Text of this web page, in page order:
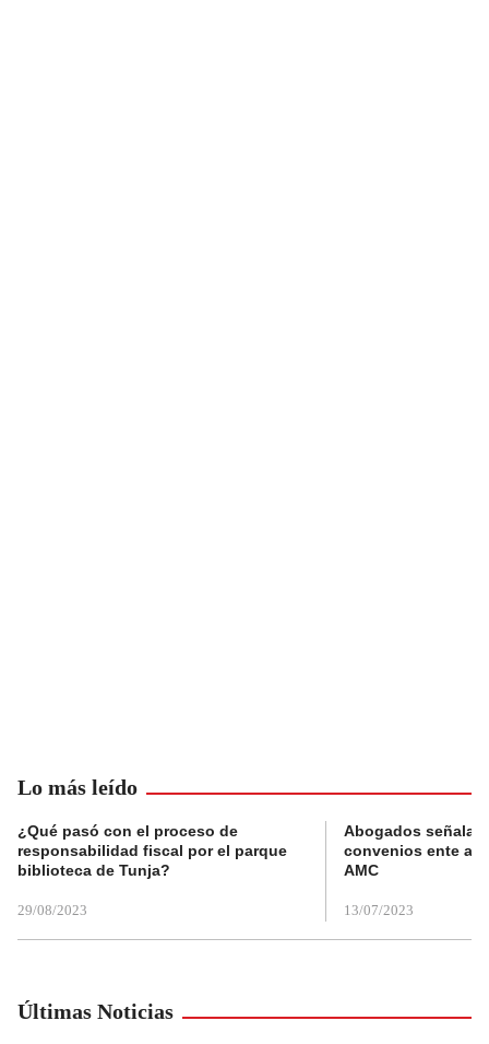
Lo más leído
¿Qué pasó con el proceso de
responsabilidad fiscal por el parque
biblioteca de Tunja?
29/08/2023
Abogados
convenios ente
AMC
13/07/2023
Últimas Noticias